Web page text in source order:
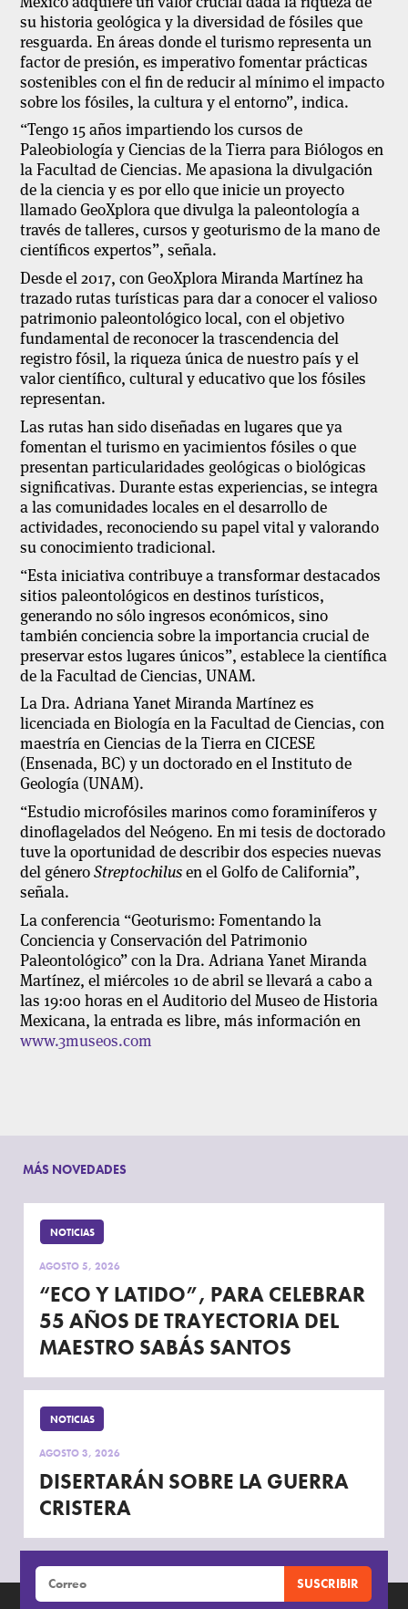
su historia geológica y la diversidad de fósiles que
resguarda. En áreas donde el turismo representa un
factor de presión, es imperativo fomentar prácticas
sostenibles con el fin de reducir al mínimo el impacto
sobre los fósiles, la cultura y el entorno”, indica.
“Tengo 15 años impartiendo los cursos de
Paleobiología y Ciencias de la Tierra para Biólogos en
la Facultad de Ciencias. Me apasiona la divulgación
de la ciencia y es por ello que inicie un proyecto
llamado GeoXplora que divulga la paleontología a
través de talleres, cursos y geoturismo de la mano de
científicos expertos”, señala.
Desde el 2017, con GeoXploraMiranda Martínezha
trazado rutas turísticas para dar a conocer el valioso
patrimonio paleontológico local, con el objetivo
fundamental de reconocer la trascendencia del
registro fósil, la riqueza única de nuestro país y el
valor científico, cultural y educativo que los fósiles
representan.
Las rutas han sido diseñadas en lugares que ya
fomentan el turismo en yacimientos fósiles o que
presentan particularidades geológicas o biológicas
significativas. Durante estas experiencias, se integra
a las comunidades locales en el desarrollo de
actividades, reconociendo su papel vital y valorando
su conocimiento tradicional.
“Esta iniciativa contribuye a transformar destacados
sitios paleontológicos en destinos turísticos,
generando no sólo ingresos económicos, sino
también conciencia sobre la importancia crucial de
preservar estos lugares únicos”, establece la científica
de la Facultad de Ciencias, UNAM.
La Dra. Adriana Yanet Miranda Martínez es
licenciada en Biología en la Facultad de Ciencias, con
maestría en Ciencias de la Tierra en CICESE
(Ensenada, BC) y un doctorado en el Instituto de
Geología (UNAM).
“Estudio microfósiles marinos como foraminíferos y
dinoflagelados del Neógeno. En mi tesis de doctorado
tuve la oportunidad de describir dos especies nuevas
del géneroStreptochilusen el Golfo de California”,
señala.
La conferencia “Geoturismo: Fomentando la
Conciencia y Conservación del Patrimonio
Paleontológico” con la Dra. Adriana Yanet Miranda
Martínez, el miércoles 10 de abril se llevará a cabo a
las 19:00 horas en el Auditorio del Museo de Historia
Mexicana, la entrada es libre, más información en
www.3museos.com
MÁS NOVEDADES
NOTICIAS
AGOSTO 5, 2026
“ECO Y LATIDO”, PARA CELEBRAR
55 AÑOS DE TRAYECTORIA DEL
MAESTRO SABÁS SANTOS
NOTICIAS
AGOSTO 3, 2026
DISERTARÁN SOBRE LA GUERRA
CRISTERA